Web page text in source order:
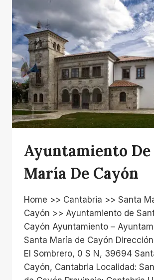
ENCINA
Ayuntamiento De
María De Cayón
Home >> Cantabria >> Santa
Cayón >> Ayuntamiento de
Cayón Ayuntamiento –
Santa María de Cayón
El Sombrero, 0 S N, 39694
Cayón, Cantabria Localidad: